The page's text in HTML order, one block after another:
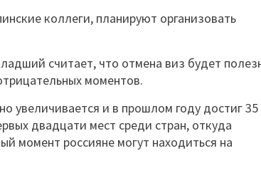
коллеги, планируют организовать
считает, что отмена виз будет
моментов.
увеличивается и в прошлом году достиг 35
двадцати мест среди стран, откуда
момент россияне могут находиться на